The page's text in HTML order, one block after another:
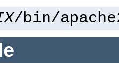
/bin/